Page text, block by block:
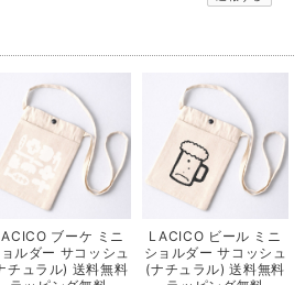
ブーケ ミニ
ルダー サコッシュ
チュラル) 送料無料
LACICO ビール ミニ
ショルダー サコッシュ
(ナチュラル) 送料無料